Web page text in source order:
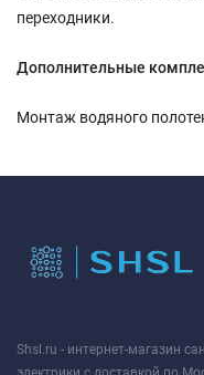
переходники.
Дополнительные
Монтаж водяного
Shsl.ru - интернет-магазин